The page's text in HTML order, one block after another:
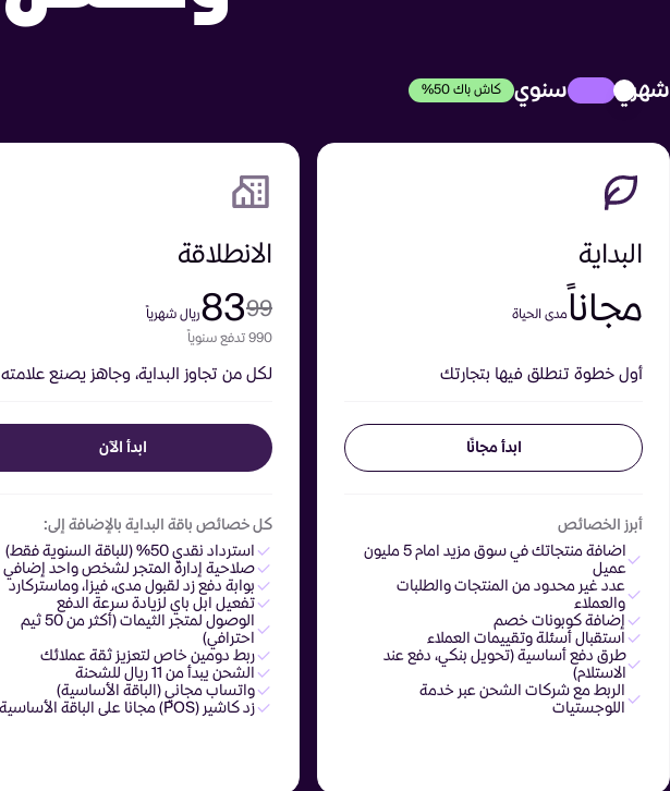
شهري سنوي كاش باك 50%
البداية
مجاناًمدى الحياة
أول خطوة تنطلق فيها بتجارتك
ابدأ مجانًا
أبرز الخصائص
اضافة منتجاتك في سوق مزيد امام 5 مليون
عميل
عدد غير محدود من المنتجات والطلبات
والعملاء
إضافة كوبونات خصم
استقبال أسئلة وتقييمات العملاء
طرق دفع أساسية (تحويل بنكي، دفع عند
الاستلام)
الربط مع شركات الشحن عبر خدمة
اللوجستيات
الانطلاقة
99
83ريال شهرياً
990 تدفع سنوياً
لكل من تجاوز البداية، وجاهز يصنع علامته
ابدأ الآن
كل خصائص باقة البداية بالإضافة إلى:
استرداد نقدي 50% (للباقة السنوية فقط)
صلاحية إدارة المتجر لشخص واحد إضافي
بوابة دفع زد لقبول مدى، فيزا، وماستركارد
تفعيل ابل باي لزيادة سرعة الدفع
الوصول لمتجر الثيمات (أكثر من 50 ثيم
احترافي)
ربط دومين خاص لتعزيز ثقة عملائك
الشحن يبدأ من 11 ريال للشحنة
واتساب مجاني (الباقة الأساسية)
زد كاشير (POS) مجانا على الباقة الأساسية